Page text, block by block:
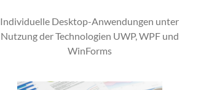
Individuelle Desktop-Anwendungen unter
Nutzung der Technologien UWP, WPF und
WinForms